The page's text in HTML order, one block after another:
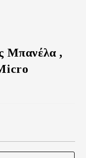
Μπανέλα ,